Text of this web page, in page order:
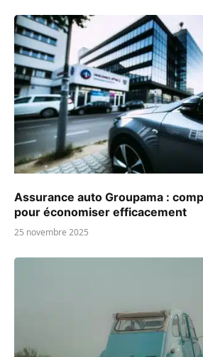
Assurance auto Groupama :
pour économiser efficacement
25 novembre 2025